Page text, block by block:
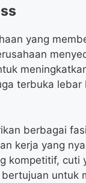
yang
terbuka
berbagai
kerja yang
kompetitif, cuti
untuk